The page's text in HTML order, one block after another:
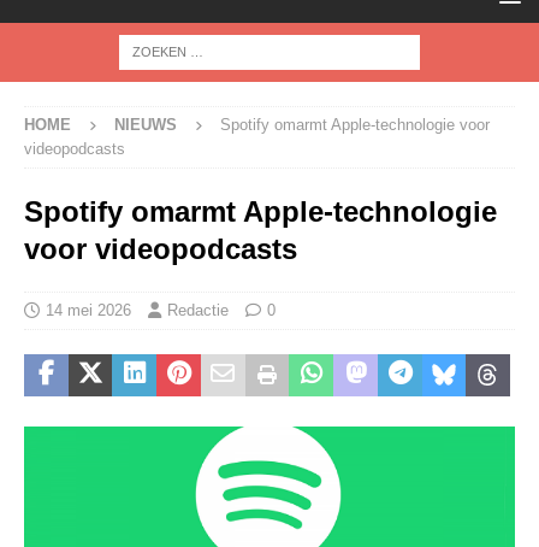
HOME NIEUWS
Spotify omarmt Apple-technologie voor
videopodcasts
Spotify omarmt Apple-technologie
voor videopodcasts
14 mei 2026 Redactie 0